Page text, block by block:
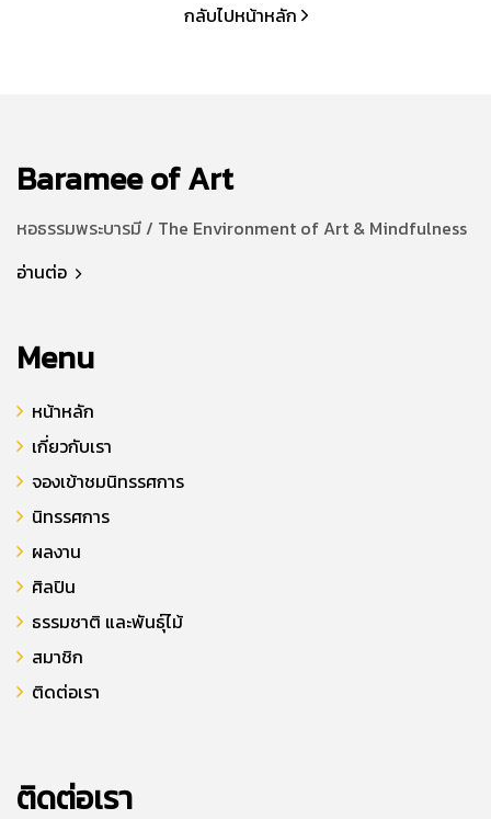
กลับไปหน้าหลัก
Baramee of Art
หอธรรมพระบารมี / The Environment of Art & Mindfulness
อ่านต่อ
Menu
หน้าหลัก
เกี่ยวกับเรา
จองเข้าชมนิทรรศการ
นิทรรศการ
ผลงาน
ศิลปิน
ธรรมชาติ และพันธุ์ไม้
สมาชิก
ติดต่อเรา
ติดต่อเรา